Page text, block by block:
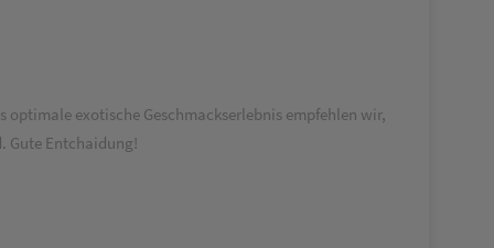
exotische Geschmackserlebnis empfehlen wir,
Gute Entchaidung!